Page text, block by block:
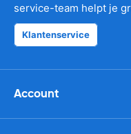
service-team helpt je
Klantenservice
Account